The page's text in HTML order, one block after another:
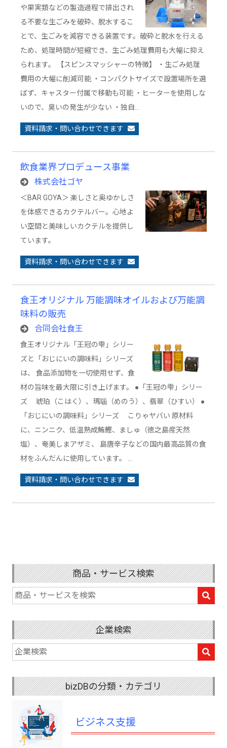
や果実類などの製造過程で排出され
る不要な生ごみを破砕、脱水するこ
とで、生ごみを減容できる装置です。破砕と脱水を行える
ため、処理時間が短縮でき、生ごみ処理費用も大幅に抑え
られます。 【スピンスマッシャーの特徴】 ・生ごみ処理
費用の大幅に削減可能 ・コンパクトサイズで設置場所を選
ばず、キャスター付属で移動も可能 ・ヒーターを使用しな
いので、臭いの発生が少ない ・独自…
資料請求・問い合わせできます
飲食業界プロデュース事業
株式会社ゴヤ
＜BAR GOYA＞ 楽しさと奥ゆかしさ
を体感できるカクテルバー。心地よ
い空間と美味しいカクテルを提供し
ています。
資料請求・問い合わせできます
食王オリジナル 万能調味オイルおよび万能調
味料の販売
合同会社食王
食王オリジナル「王冠の雫」シリー
ズと「おじにいの調味料」シリーズ
は、 食品添加物を一切使用せず、食
材の旨味を最大限に引き上げます。 ●「王冠の雫」シリー
ズ 琥珀（こはく）、瑪瑙（めのう）、翡翠（ひすい） ●
「おじにいの調味料」シリーズ こりゃヤバい 原材料
に、ニンニク、低温熟成鮪鰹、ましゅ（徳之島産天然
塩）、奄美しまアザミ、 島唐辛子などの国内最高品質の食
材をふんだんに使用しています。 …
資料請求・問い合わせできます
商品・サービス検索
企業検索
bizDBの分類・カテゴリ
ビジネス支援